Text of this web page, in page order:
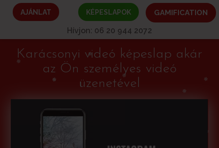
AJÁNLAT KÉPESLAPOK GAMIFICATION
Hívjon: 06 20 944 2072
Karácsonyi videó képeslap akár
az Ön személyes videó
üzenetével